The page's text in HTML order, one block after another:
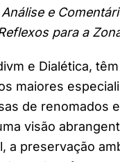
Análise e
para a
e Dialética,
maiores
de renomados
visão
a preservação